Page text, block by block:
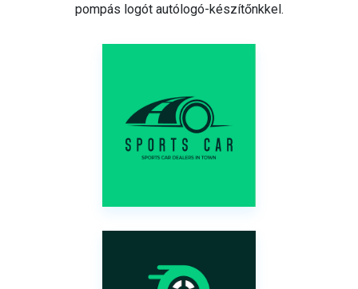
pompás logót autólogó-készítőnkkel.